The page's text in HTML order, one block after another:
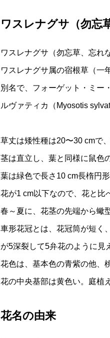
ワスレナグサ（勿忘草
ワスレナグサ（勿忘草、忘れ
ワスレナグサ属の宿根草（一
別名で、フォーゲット・ミー
ルヴァティカ（Myosotis
草丈は矮性種は20〜30 cmで
茎は直立し、葉と同様に鼠色
葉は緑色で長さ10 cm長楕円
花が1 cm以下なので、花と比
春～夏に、花茎の先端から蠍
車形花冠とは、花冠筒が短く
が5深裂して5弁花のように見
花色は、基本色の青紫の他、
花の中央基部は黄色い。庭植
花名の由来